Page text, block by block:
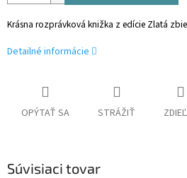
Krásna rozprávková knižka z edície Zlatá
Detailné informácie
OPÝTAŤ SA STRÁŽIŤ
Súvisiaci tovar